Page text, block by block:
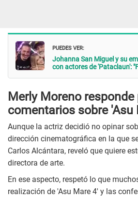
PUEDES VER:
Johanna San Miguel y su
con actores de 'Pataclaun':
Merly Moreno responde
comentarios sobre 'Asu
Aunque la actriz decidió no opinar
dirección cinematográfica en la que
Carlos Alcántara, reveló que quiere
directora de arte.
En ese aspecto, respetó lo que
realización de 'Asu Mare 4' y las